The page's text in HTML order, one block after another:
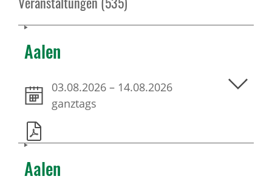
Aalen
03.08.2026 – 14.08.2026
ganztags
Aalen